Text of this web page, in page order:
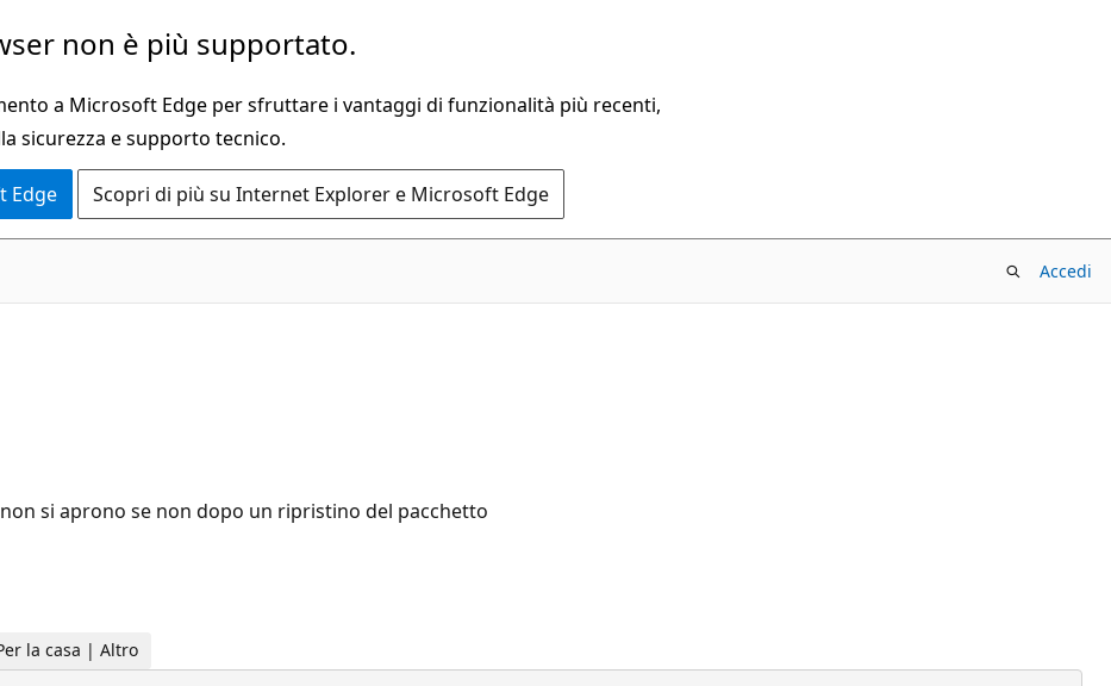
non è più supportato.
a Microsoft Edge per sfruttare i vantaggi di funzionalità più recenti,
sicurezza e supporto tecnico.
Edge Scopri di più su Internet Explorer e Microsoft Edge
Accedi
si aprono se non dopo un ripristino del pacchetto
la casa | Altro